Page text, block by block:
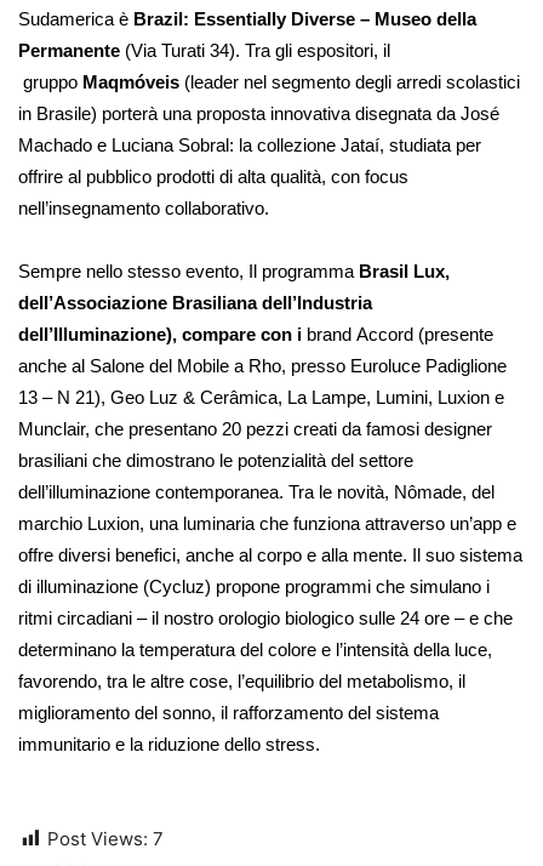
Sudamerica è Brazil: Essentially Diverse – Museo della
Permanente (Via Turati 34). Tra gli espositori, il
gruppo Maqmóveis (leader nel segmento degli arredi scolastici
in Brasile) porterà una proposta innovativa disegnata da José
Machado e Luciana Sobral: la collezione Jataí, studiata per
offrire al pubblico prodotti di alta qualità, con focus
nell’insegnamento collaborativo.
Sempre nello stesso evento, Il programma Brasil Lux,
dell’Associazione Brasiliana dell’Industria
dell’Illuminazione), compare con i brand Accord (presente
anche al Salone del Mobile a Rho, presso Euroluce Padiglione
13 – N 21), Geo Luz & Cerâmica, La Lampe, Lumini, Luxion e
Munclair, che presentano 20 pezzi creati da famosi designer
brasiliani che dimostrano le potenzialità del settore
dell’illuminazione contemporanea. Tra le novità, Nômade, del
marchio Luxion, una luminaria che funzionaattraverso un’app e
offre diversi benefici, anche al corpo e alla mente. Il suo sistema
di illuminazione (Cycluz) propone programmi che simulano i
ritmi circadiani – il nostro orologio biologico sulle 24 ore – e che
determinano la temperatura del colore e l’intensità della luce,
favorendo, tra le altre cose, l’equilibrio del metabolismo, il
miglioramento del sonno, il rafforzamento del sistema
immunitario e la riduzione dello stress.
Post Views: 7